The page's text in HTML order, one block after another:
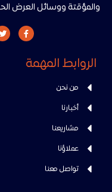
والمؤقتة ووسائل العرض
الروابط المهمة
من نحن
أخبارنا
مشاريعنا
عملاؤنا
تواصل معنا